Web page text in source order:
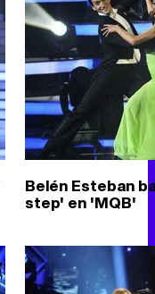
Belén Esteban
step' en 'MQB'